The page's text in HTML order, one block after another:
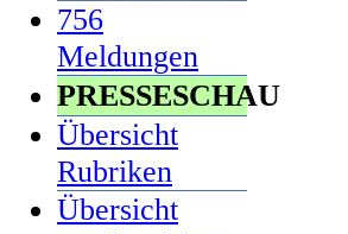
756
Meldungen
PRESSESCHAU
Übersicht
Rubriken
Übersicht